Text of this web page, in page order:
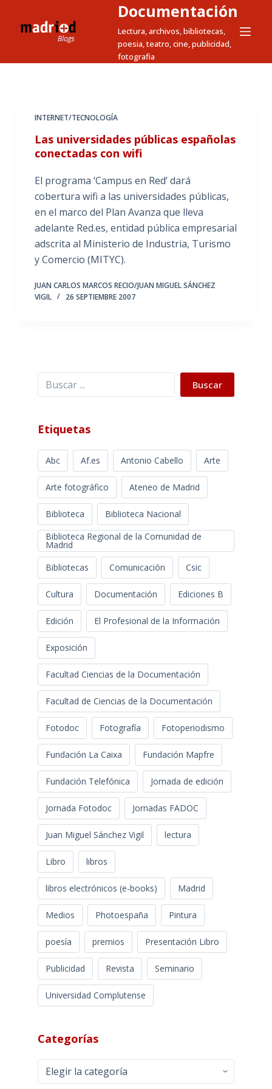
t
Documentación
Lectura, archivos, bibliotecas,
poesia, teatro, cine, publicidad,
fotografia
INTERNET/TECNOLOGÍA
Las universidades públicas españolas
conectadas con wifi
El programa ‘Campus en Red’ dará
cobertura wifi a las universidades públicas,
en el marco del Plan Avanza que lleva
adelante Red.es, entidad pública empresarial
adscrita al Ministerio de Industria, Turismo
y Comercio (MITYC).
JUAN CARLOS MARCOS RECIO/JUAN MIGUEL SÁNCHEZ
VIGIL
26 SEPTIEMBRE 2007
Buscar Buscar
Etiquetas
Abc Af.es Antonio Cabello Arte
Arte fotográfico Ateneo de Madrid
Biblioteca
Biblioteca Nacional
Biblioteca Regional de la Comunidad de
Madrid
Bibliotecas
Comunicación Csic
Cultura Documentación Ediciones B
Edición El Profesional de la Información
Exposición
Facultad Ciencias de la Documentación
Facultad de Ciencias de la Documentación
Fotodoc Fotografía Fotoperiodismo
Fundación La Caixa Fundación Mapfre
Fundación Telefónica Jornada de edición
Jornada Fotodoc Jornadas FADOC
Juan Miguel Sánchez Vigil lectura
Libro libros
libros electrónicos (e-books) Madrid
Medios Photoespaña Pintura
poesía premios Presentación Libro
Publicidad Revista Seminario
Universidad Complutense
Categorías
Categorías